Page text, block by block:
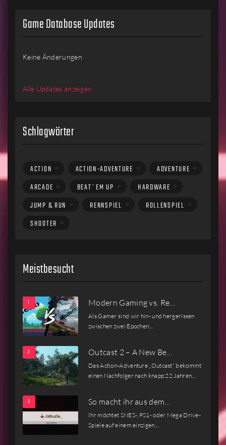
Game Database Updates
Keine Änderungen
Alle Updates anzeigen
Schlagwörter
ACTION ACTION-ADVENTURE
ADVENTURE
ARCADE
BEAT´EM UP
HARDWARE
JUMP & RUN
RENNSPIEL
ROLLENSPIEL
SHOOTER
Meistbesucht
Modern Gaming vs. Re…
Als Gamer sind wir hin- und hergerissen
zwischen zwei Epochen…
Outcast 2 – A New Be…
Das Action-Adventure „Outcast“ bekommt
einen Nachfolger nach knapp 22 Jahren.…
So macht ihr aus dem…
Ihr möchtet SNES-, PS1- oder Mega Drive-
Spiele auf einem einzigen…